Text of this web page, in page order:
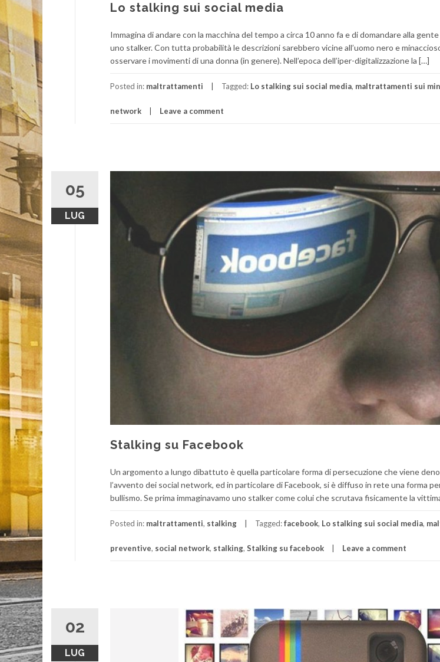
Lo stalking sui social media
Immagina di andare con la macchina del tempo a circa 10 anno fa e di domandare alla
uno stalker. Con tutta probabilità le descrizioni sarebbero vicine all’uomo nero e
osservare i movimenti di una donna (in genere). Nell’epoca dell’iper-digitalizzazione la […]
Posted in: maltrattamenti Tagged: Lo stalking sui social media, maltrattamenti sui
network Leave a comment
05
LUG
Stalking su Facebook
Un argomento a lungo dibattuto è quella particolare forma di persecuzione che viene
l’avvento dei social network, ed in particolare di Facebook, si è diffuso in rete una forma
bullismo. Se prima immaginavamo uno stalker come colui che scrutava fisicamente la
Posted in: maltrattamenti, stalking Tagged:facebook, Lo stalking sui social media,
preventive, social network, stalking, Stalking su facebook Leave a comment
02
LUG